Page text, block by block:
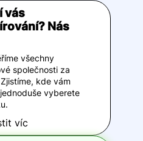
vás
Nás
všechny
společnosti za
kde vám
vyberete
víc